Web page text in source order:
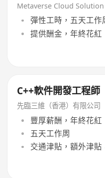
Metaverse Cloud
彈性工時，五天工作
提供酬金，年終花紅
C++軟件開發工程師
先臨三維（香港）有限公司
豐厚薪酬，年終花紅
五天工作周
交通津貼，額外津貼